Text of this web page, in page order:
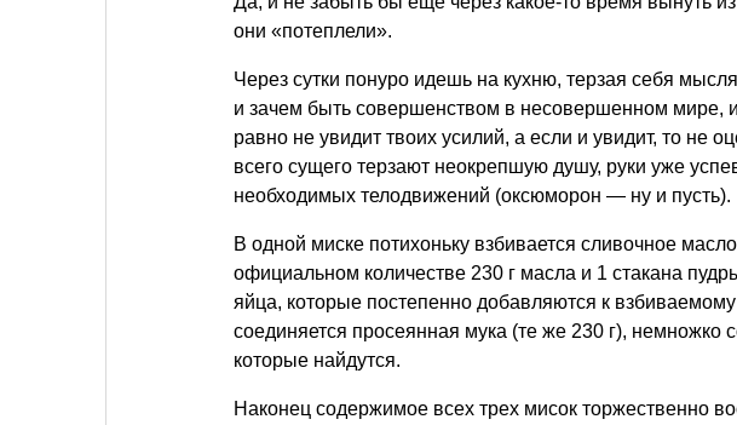
они «потеплели».
Через сутки понуро идешь на кухню, терзая себя
и зачем быть совершенством в несовершенном мире,
равно не увидит твоих усилий, а если и увидит, то не
всего сущего терзают неокрепшую душу, руки уже
необходимых телодвижений (оксюморон — ну и пусть).
В одной миске потихоньку взбивается сливочное
официальном количестве 230 г масла и 1 стакана
яйца, которые постепенно добавляются к
соединяется просеянная мука (те же 230 г), немножко
которые найдутся.
Наконец содержимое всех трех мисок торжественно